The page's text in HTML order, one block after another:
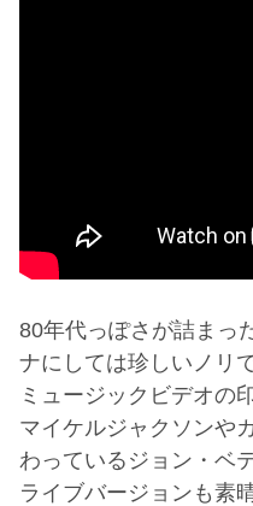
80年代っぽさが詰まっ
ナにしては珍しいノリ
ミュージックビデオの
マイケルジャクソンや
わっているジョン・ベ
ライブバージョンも素